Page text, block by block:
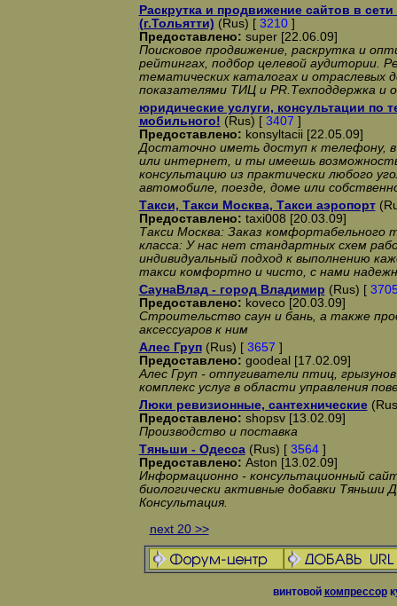
Раскрутка и продвижение сайтов в сети
(г.Тольятти) (Rus) [ 3210]
Предоставлено: super [22.06.09]
Поисковое продвижение, раскрутка и
рейтингах, подбор целевой аудитории.
тематических каталогах и отраслевых
показателями ТИЦ и PR.Техподдержка и
юридические услуги, консультации по
мобильного! (Rus) [ 3407 ]
Предоставлено: konsyltacii [22.05.09]
Достаточно иметь доступ к телефону,
или интернет, и ты имеешь
консультацию из практически любого
автомобиле, поезде, доме или
Такси, Такси Москва, Такси аэропорт
Предоставлено: taxi008 [20.03.09]
Такси Москва: Заказ комфортабельного
класса: У нас нет стандартных схем
индивидуальный подход к выполнению
такси комфортно и чисто, с нами
СаунаВлад - город Владимир (Rus) [
Предоставлено: koveco [20.03.09]
Строительство саун и бань, а также
аксессуаров к ним
Алес Груп(Rus) [ 3657 ]
Предоставлено: goodeal [17.02.09]
Алес Груп - отпугиватели птиц,
комплекс услуг в области управления
Люки ревизионные, сантехнические
Предоставлено: shopsv [13.02.09]
Производство и поставка
Тяньши - Одесса(Rus) [ 3564]
Предоставлено: Aston [13.02.09]
Информационно - консультационный
биологически активные добавки Тяньши
Консультация.
next 20 >>
винтовой компрессор